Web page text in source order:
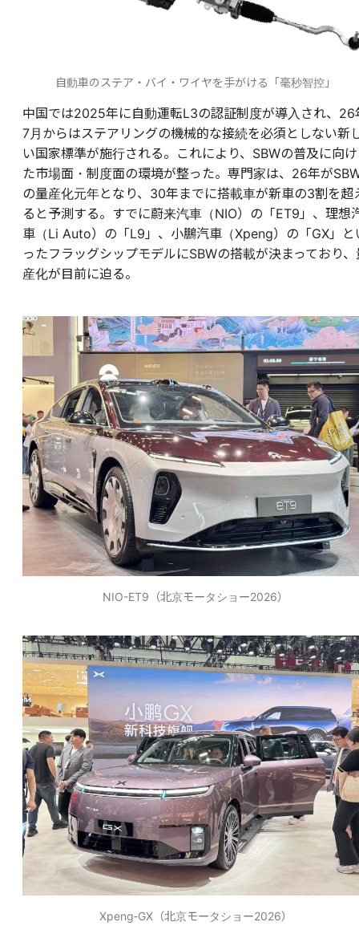
自動車のステア・バイ・ワイヤを手がける「毫秒智控」
中国では2025年に自動運転L3の認証制度が導入され、26
7月からはステアリングの機械的な接続を必須としない新
い国家標準が施行される。これにより、SBWの普及に向け
た市場面・制度面の環境が整った。専門家は、26年が
の量産化元年となり、30年までに搭載車が新車の3割を超
ると予測する。すでに蔚来汽車（NIO）の「ET9」、理想
車（Li Auto）の「L9」、小鵬汽車（Xpeng）の「GX」と
ったフラッグシップモデルにSBWの搭載が決まっており、
産化が目前に迫る。
NIO-ET9（北京モータショー2026）
Xpeng‐GX（北京モータショー2026）